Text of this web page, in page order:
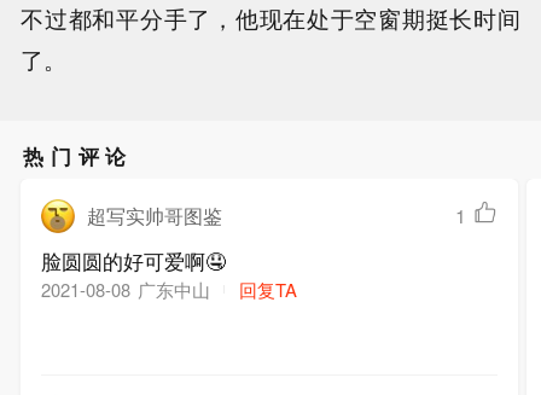
不过都和平分手了，他现在处于空窗期挺长时间
了。
热门评论
超写实帅哥图鉴 1
脸圆圆的好可爱啊🤤
2021-08-08 广东中山 回复TA